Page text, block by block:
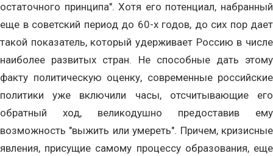
остаточного принципа". Хотя его потенциал, набранный
еще в советский период до 60-х годов, до сих пор дает
такой показатель, который удерживает Россию в числе
наиболее развитых стран. Не способные дать этому
факту политическую оценку, современные российские
политики уже включили часы, отсчитывающие его
обратный ход, великодушно предоставив ему
возможность "выжить или умереть". Причем, кризисные
явления, присущие самому процессу образования, еще